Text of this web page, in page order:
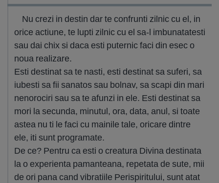
Nu crezi in destin dar te confrunti zilnic cu el, in
orice actiune, te lupti zilnic cu el sa-l imbunatatesti
sau dai chix si daca esti puternic faci din esec o
noua realizare.
Esti destinat sa te nasti, esti destinat sa suferi, sa
iubesti sa fii sanatos sau bolnav, sa scapi din mari
nenorociri sau sa te afunzi in ele. Esti destinat sa
mori la secunda, minutul, ora, data, anul, si toate
astea nu ti le faci cu mainile tale, oricare dintre
ele, iti sunt programate.
De ce? Pentru ca esti o creatura Divina destinata
la o experienta pamanteana, repetata de sute, mii
de ori pana cand vibratiile Perispiritului, sunt atat